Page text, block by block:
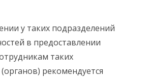
у таких подразделений
в предоставлении
таких
рекомендуется